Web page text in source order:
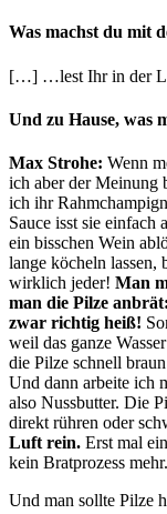
Was machst du mit
[…] …lest Ihr in der
Und zu Hause, was
Max Strohe: Wenn
ich aber der Meinung
ich ihr
Sauce isst sie einfach
ein bisschen Wein
lange köcheln lassen,
wirklich jeder! Man
man die Pilze
zwar richtig heiß!
weil das ganze
die Pilze schnell
Und dann arbeite ich
also Nussbutter. Die
direkt rühren oder
Luft rein. Erst mal
kein Bratprozess mehr.
Und man sollte Pilze